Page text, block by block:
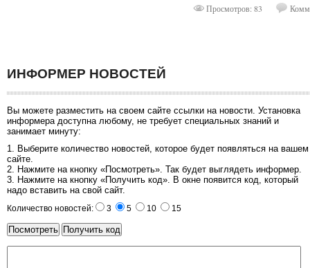
Просмотров: 83
ИНФОРМЕР НОВОСТЕЙ
Вы можете разместить на своем сайте ссылки на новости. Установка
информера доступна любому, не требует специальных знаний и
занимает минуту:
1. Выберите количество новостей, которое будет появляться на вашем
сайте.
2. Нажмите на кнопку «Посмотреть». Так будет выглядеть информер.
3. Нажмите на кнопку «Получить код». В окне появится код, который
надо вставить на свой сайт.
Количество новостей: 3 5 10 15